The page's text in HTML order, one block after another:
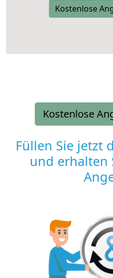
Kostenlose
Kostenlose
Füllen Sie jetzt
und erhalten